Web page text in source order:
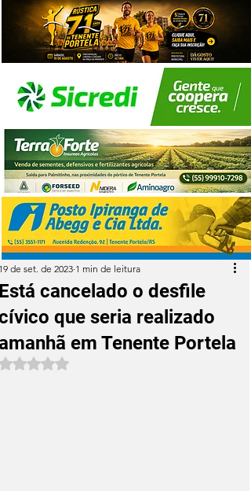
cancelado o desfile
que seria realizado
em Tenente Portela
de set. de 2023 1 min de leitura
Avaliado com NaN de 5 estrelas.